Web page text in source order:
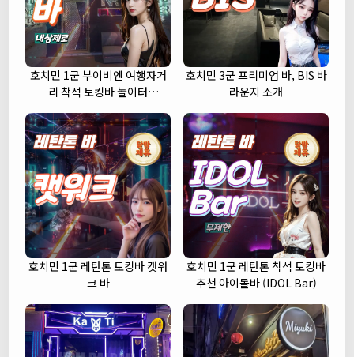
호치민 1군 부이비엔 여행자거
리 착석 토킹바 놀이터
호치민 3군 프리미엄 바, BIS 바
라운지 소개
호치민 1군 레탄톤 토킹바 캣워
크 바
호치민 1군 레탄톤 착석 토킹바
추천 아이돌바 (IDOL Bar)